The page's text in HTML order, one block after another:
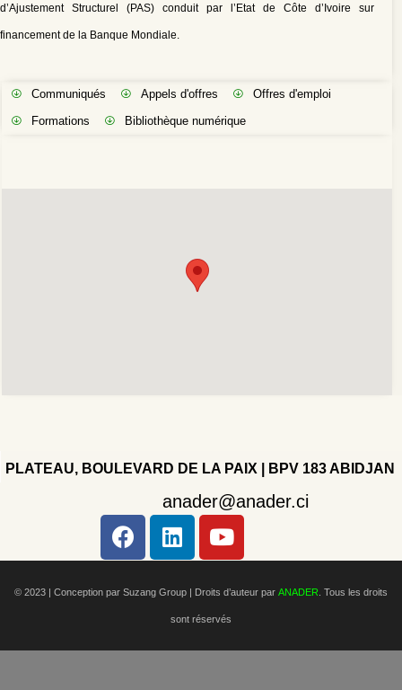
d’Ajustement Structurel (PAS) conduit par l’Etat de Côte d’Ivoire sur
financement de la Banque Mondiale.
Communiqués Appels d'offres
Offres d'emploi
Formations
Bibliothèque numérique
PLATEAU, BOULEVARD DE LA PAIX | BPV 183 ABIDJAN
anader@anader.ci
© 2023 | Conception par Suzang Group | Droits d’auteur par ANADER . Tous les droits
sont réservés
Copyright 2022 - Company - All rights reserved. Powered
by WordPress.